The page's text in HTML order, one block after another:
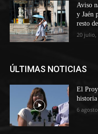
Aviso
y Jaén
resto
20 julio,
ÚLTIMAS NOTICIAS
El
6